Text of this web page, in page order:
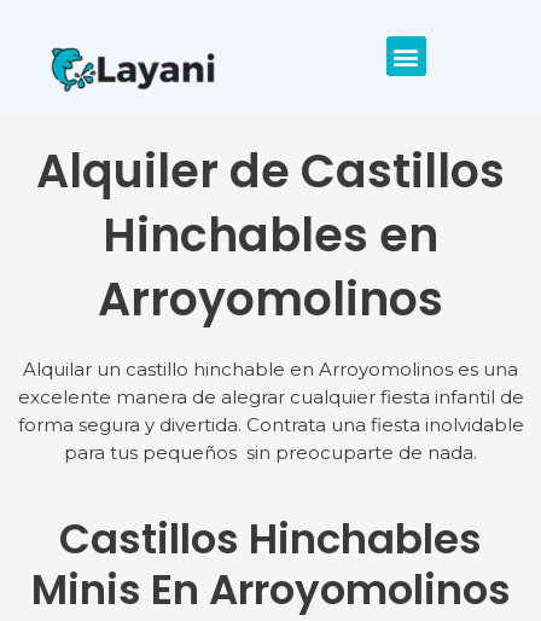
Alquiler de Castillos
Hinchables en
Arroyomolinos
Alquilar un castillo hinchable en Arroyomolinos es una
excelente manera de alegrar cualquier fiesta infantil de
forma segura y divertida. Contrata una fiesta inolvidable
para tus pequeños sin preocuparte de nada.
Castillos Hinchables
Minis En Arroyomolinos